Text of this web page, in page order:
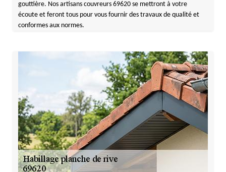
gouttière. Nos artisans couvreurs 69620 se mettront à votre
écoute et feront tous pour vous fournir des travaux de qualité et
conformes aux normes.